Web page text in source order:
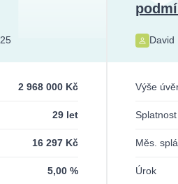
2 968 000 Kč
29 let
16 297 Kč
5,00 %
David
Výše
Splatnost
Měs.
Úrok